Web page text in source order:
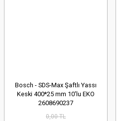
Bosch - SDS-Max Şaftlı Yassı
Keski 400*25 mm 10'lu EKO
2608690237
0,00 TL